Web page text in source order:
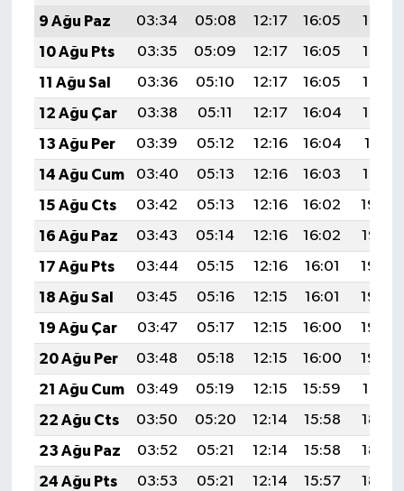
9 Ağu Paz
03:34 05:08 12:17 16:05
19:16
10 Ağu Pts
03:35 05:09 12:17 16:05
19:15
11 Ağu Sal
03:36 05:10 12:17 16:05
19:14
12 Ağu Çar
03:38 05:11 12:17 16:04
19:12
13 Ağu Per
03:39 05:12 12:16 16:04
19:11
14 Ağu Cum
03:40 05:13 12:16 16:03
19:10
15 Ağu Cts
03:42 05:13 12:16 16:02
19:09
16 Ağu Paz
03:43 05:14 12:16 16:02
19:07
17 Ağu Pts
03:44 05:15 12:16 16:01
19:06
18 Ağu Sal
03:45 05:16 12:15 16:01
19:05
19 Ağu Çar
03:47 05:17 12:15 16:00
19:03
20 Ağu Per
03:48 05:18 12:15 16:00
19:02
21 Ağu Cum
03:49 05:19 12:15 15:59
19:01
22 Ağu Cts
03:50 05:20 12:14 15:58
18:59
23 Ağu Paz
03:52 05:21 12:14 15:58
18:58
24 Ağu Pts
03:53 05:21 12:14 15:57
18:57